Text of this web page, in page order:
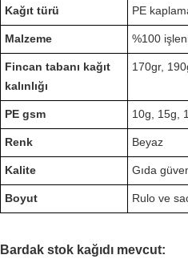
Kağıt türü PE
Malzeme %100
Fincan tabanı kağıt
kalınlığı
170gr,
PE gsm 10g, 15g,
Renk Beyaz
Kalite Gıda
Boyut Rulo ve
Bardak stok kağıdı mevcut: